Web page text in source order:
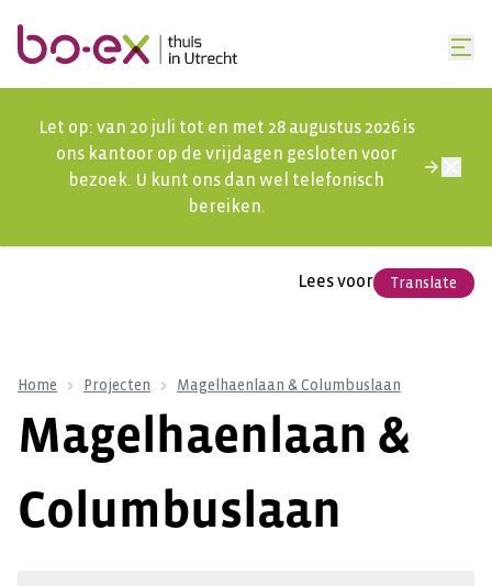
Let op: van 20 juli tot en met 28 augustus 2026 is
ons kantoor op de vrijdagen gesloten voor
bezoek. U kunt ons dan wel telefonisch
bereiken.
Lees voor Translate
Home Projecten Magelhaenlaan & Columbuslaan
Magelhaenlaan &
Columbuslaan